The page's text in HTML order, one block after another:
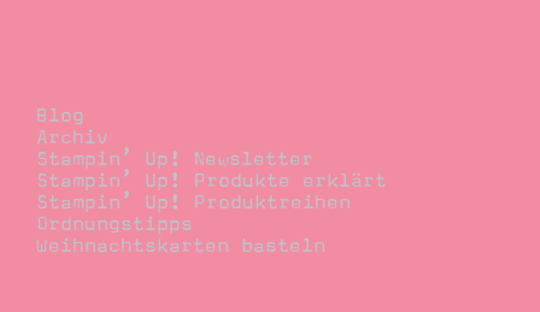
Blog
Archiv
Stampin’ Up! Newsletter
Stampin’ Up! Produkte erklärt
Stampin’ Up! Produktreihen
Ordnungstipps
Weihnachtskarten basteln